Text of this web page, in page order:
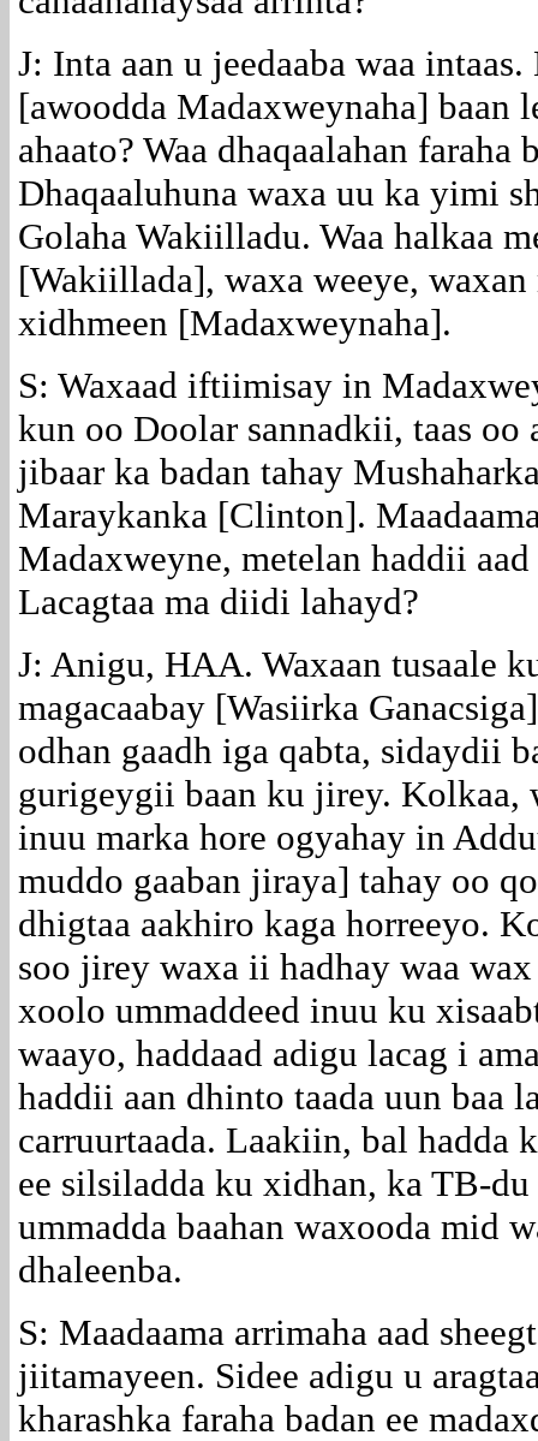
J: Inta aan u jeedaaba waa
[awoodda Madaxweynaha] baan
ahaato? Waa dhaqaalahan
Dhaqaaluhuna waxa uu ka yimi
Golaha Wakiilladu. Waa halkaa
[Wakiillada], waxa weeye, waxan
xidhmeen [Madaxweynaha].
S: Waxaad iftiimisay in
kun oo Doolar sannadkii, taas oo
jibaar ka badan tahay
Maraykanka [Clinton].
Madaxweyne, metelan haddii
Lacagtaa ma diidi lahayd?
J: Anigu, HAA. Waxaan tusaale
magacaabay [Wasiirka
odhan gaadh iga qabta, sidaydii
gurigeygii baan ku jirey. Kolkaa,
inuu marka hore ogyahay in
muddo gaaban jiraya] tahay oo
dhigtaa aakhiro kaga horreeyo.
soo jirey waxa ii hadhay waa
xoolo ummaddeed inuu ku
waayo, haddaad adigu lacag i
haddii aan dhinto taada uun baa
carruurtaada. Laakiin, bal hadda
ee silsiladda ku xidhan, ka TB-du
ummadda baahan waxooda mid
dhaleenba.
S: Maadaama arrimaha aad
jiitamayeen. Sidee adigu u
kharashka faraha badan ee